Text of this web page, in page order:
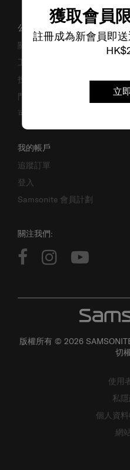
獲取會員
註冊成為新會員即
立
公司資料
關於我們
工作機會
投資者關係
門市位置
可持續發展
我的帳戶
追蹤訂單
登入
Samsonite 會員計劃
關注我們:
版權所有 © 2026
切
使用
私
個人資
網